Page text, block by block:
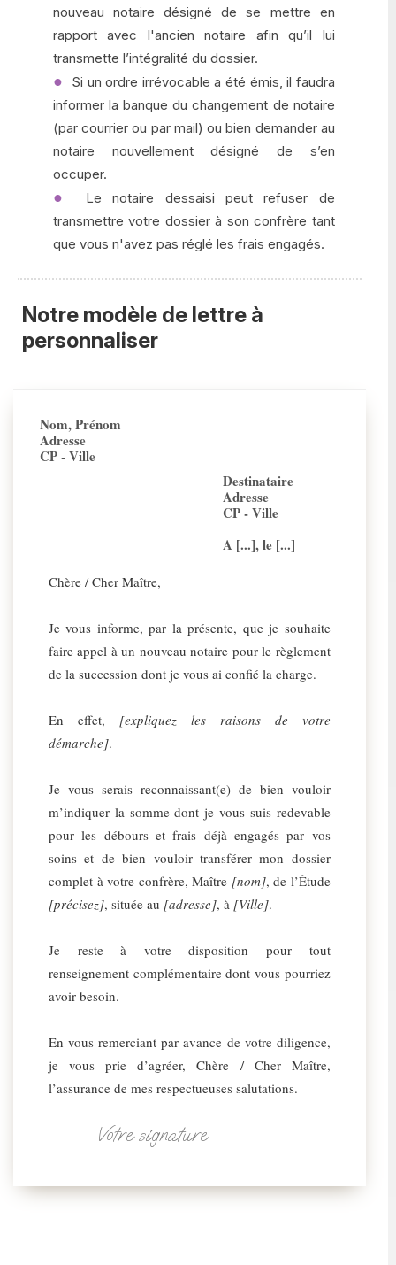
nouveau notaire désigné de se mettre en
rapport avec l'ancien notaire afin qu’il lui
transmette l’intégralité du dossier.
Si un ordre irrévocable a été émis, il faudra
informer la banque du changement de notaire
(par courrier ou par mail) ou bien demander au
notaire nouvellement désigné de s’en
occuper.
Le notaire dessaisi peut refuser de
transmettre votre dossier à son confrère tant
que vous n'avez pas réglé les frais engagés.
Notre modèle de lettre à
personnaliser
Nom, Prénom
Adresse
CP - Ville
Destinataire
Adresse
CP - Ville
A [...], le [...]
Chère / Cher Maître,
Je vous informe, par la présente, que je souhaite
faire appel à un nouveau notaire pour le règlement
de la succession dont je vous ai confié la charge.
En effet, [expliquez les raisons de votre
démarche].
Je vous serais reconnaissant(e) de bien vouloir
m’indiquer la somme dont je vous suis redevable
pour les débours et frais déjà engagés par vos
soins et de bien vouloir transférer mon dossier
complet à votre confrère, Maître [nom], de l’Étude
[précisez], située au [adresse], à [Ville].
Je reste à votre disposition pour tout
renseignement complémentaire dont vous pourriez
avoir besoin.
En vous remerciant par avance de votre diligence,
je vous prie d’agréer, Chère / Cher Maître,
l’assurance de mes respectueuses salutations.
Votre signature